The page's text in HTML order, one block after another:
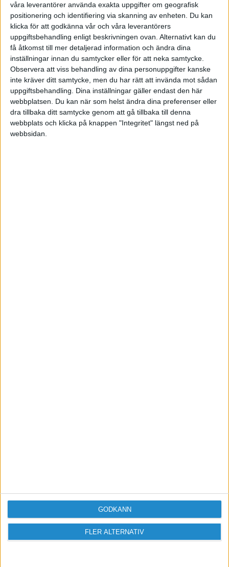
våra leverantörer använda exakta uppgifter om geografisk
positionering och identifiering via skanning av enheten. Du kan
klicka för att godkänna vår och våra leverantörers
uppgiftsbehandling enligt beskrivningen ovan. Alternativt kan du
få åtkomst till mer detaljerad information och ändra dina
inställningar innan du samtycker eller för att neka samtycke.
Observera att viss behandling av dina personuppgifter kanske
inte kräver ditt samtycke, men du har rätt att invända mot sådan
uppgiftsbehandling. Dina inställningar gäller endast den här
webbplatsen. Du kan när som helst ändra dina preferenser eller
dra tillbaka ditt samtycke genom att gå tillbaka till denna
webbplats och klicka på knappen "Integritet" längst ned på
webbsidan.
FLER ALTERNATIV
GODKÄNN
STÖD VÅRT ARBETE
Bli medlem och hjälp oss försvara
företagarnas villkor
Vi är en fri röst för företagare – utan presstöd
eller särintressen. Med ditt stöd kan vi fortsätta
granska myndigheter, dela kunskap och driva
debatt i frågor som påverkar dig som
företagare.
Tillsammans gör vi skillnad för landets
värdeskapare.